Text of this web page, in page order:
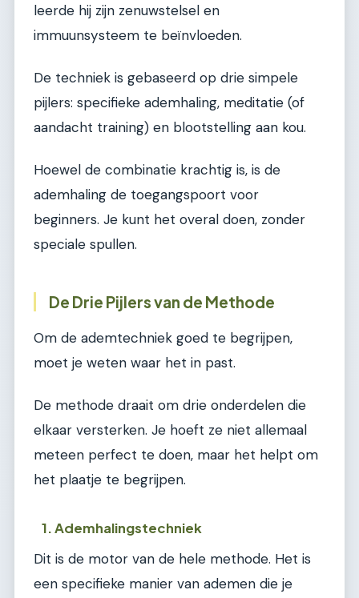
leerde hij zijn zenuwstelsel en
immuunsysteem te beïnvloeden.
De techniek is gebaseerd op drie simpele
pijlers: specifieke ademhaling, meditatie (of
aandacht training) en blootstelling aan kou.
Hoewel de combinatie krachtig is, is de
ademhaling de toegangspoort voor
beginners. Je kunt het overal doen, zonder
speciale spullen.
De Drie Pijlers van de Methode
Om de ademtechniek goed te begrijpen,
moet je weten waar het in past.
De methode draait om drie onderdelen die
elkaar versterken. Je hoeft ze niet allemaal
meteen perfect te doen, maar het helpt om
het plaatje te begrijpen.
1. Ademhalingstechniek
Dit is de motor van de hele methode. Het is
een specifieke manier van ademen die je